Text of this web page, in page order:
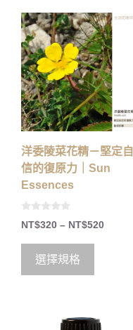
洋委陵菜花精－堅定自
信的復原力｜Sun
Essences
0
o
t
5
NT$320 – NT$520
選擇規格